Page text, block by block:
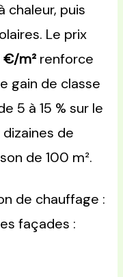
chaleur, puis
Le prix
m² renforce
gain de classe
5 à 15 % sur le
de
de 100 m².
de chauffage :
façades :